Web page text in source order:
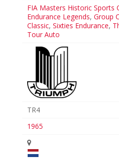
FIA Masters Historic Sports
Endurance Legends,Group
Classic,Sixties Endurance,
Tour Auto
TR4
1965